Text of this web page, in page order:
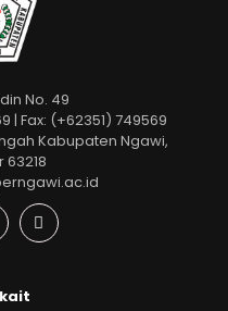
No. 49
| Fax: (+62351) 749569
Kabupaten Ngawi,
63218